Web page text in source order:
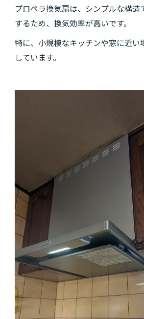
プロペラ換気扇は、シンプルな構造
するため、換気効率が高いです。
特に、小規模なキッチンや窓に近い
しています。